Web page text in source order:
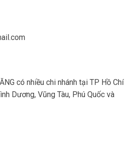
có nhiều chi nhánh tại TP Hồ Chí
Dương, Vũng Tàu, Phú Quốc và